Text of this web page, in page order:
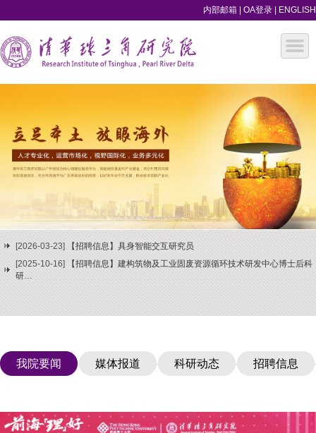
内部邮箱 OA登录 ENGLISH
[2026-03-23]
【招聘信息】具身智能交互研究员
[2025-10-16]
【招聘信息】建构筑物及工业固废资源循环技术研发中心博士后科
研…
[2026-03-23]【招聘信息】具身智能交互研究员
我院要闻 媒体报道 科研动态 招聘信息